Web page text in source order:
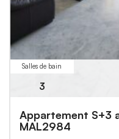
Salles de bain
3
Appartement S+3
MAL2984